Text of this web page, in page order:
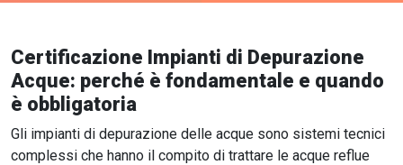
Certificazione Impianti di Depurazione
Acque: perché è fondamentale e quando
è obbligatoria
Gli impianti di depurazione delle acque sono sistemi tecnici
complessi che hanno il compito di trattare le acque reflue